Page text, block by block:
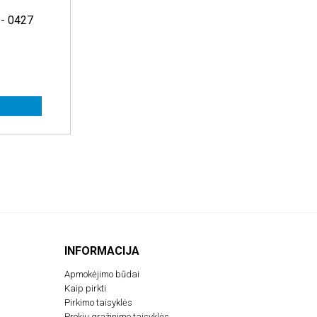
0427
INFORMACIJA
Apmokėjimo būdai
Kaip pirkti
Pirkimo taisyklės